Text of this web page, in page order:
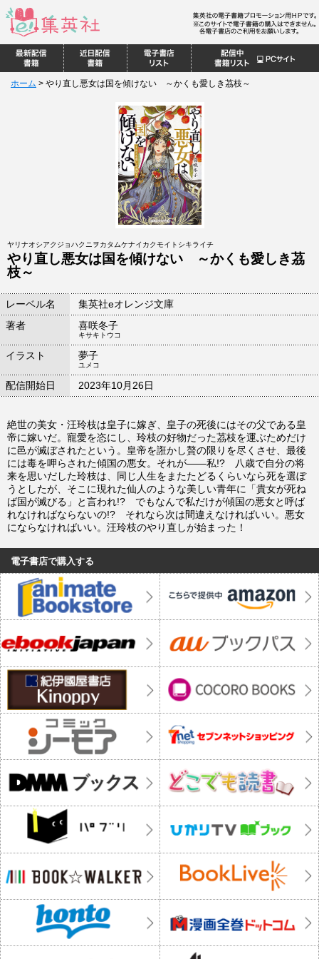
ホーム > やり直し悪女は国を傾けない ～かくも愛しき茘枝～
ヤリナオシアクジョハクニヲカタムケナイカクモイトシキライチ
やり直し悪女は国を傾けない ～かくも愛しき茘
枝～
レーベル名
集英社eオレンジ文庫
著者
喜咲冬子
キサキトウコ
イラスト 夢子
ユメコ
配信開始日 2023年10月26日
絶世の美女・汪玲枝は皇子に嫁ぎ、皇子の死後にはその父である皇
帝に嫁いだ。寵愛を恣にし、玲枝の好物だった茘枝を運ぶためだけ
に邑が滅ぼされたという。皇帝を誑かし贅の限りを尽くさせ、最後
には毒を呷らされた傾国の悪女。それが――私!? 八歳で自分の将
来を思いだした玲枝は、同じ人生をまたたどるくらいなら死を選ぼ
うとしたが、そこに現れた仙人のような美しい青年に「貴女が死ね
ば国が滅びる」と言われ!? でもなんで私だけが傾国の悪女と呼ば
れなければならないの!? それなら次は間違えなければいい。悪女
にならなければいい。汪玲枝のやり直しが始まった！
電子書店で購入する